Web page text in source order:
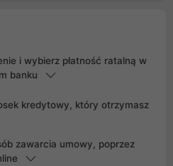
i wybierz płatność ratalną w
banku
kredytowy, który otrzymasz
zawarcia umowy, poprzez